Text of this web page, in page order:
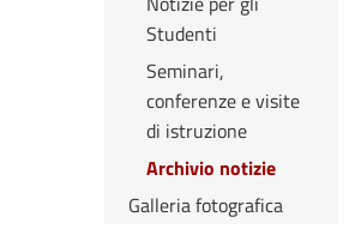
Studenti
Seminari,
conferenze e visite
di istruzione
Archivio notizie
Galleria fotografica